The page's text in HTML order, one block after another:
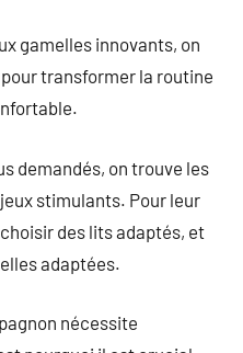
gamelles innovants, on
transformer la routine
demandés, on trouve les
stimulants. Pour leur
des lits adaptés, et
adaptées.
nécessite